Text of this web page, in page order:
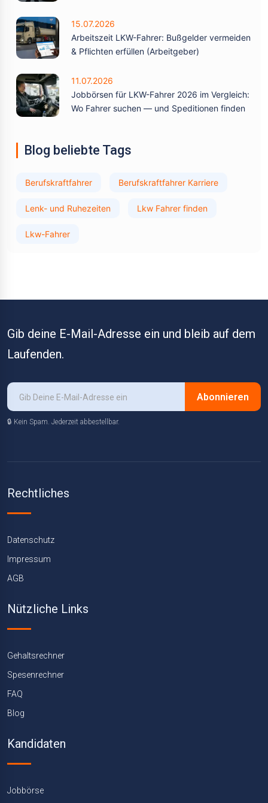
15.07.2026
Arbeitszeit LKW-Fahrer: Bußgelder vermeiden
& Pflichten erfüllen (Arbeitgeber)
11.07.2026
Jobbörsen für LKW-Fahrer 2026 im Vergleich:
Wo Fahrer suchen — und Speditionen finden
Blog beliebte Tags
Berufskraftfahrer Berufskraftfahrer Karriere
Lenk- und Ruhezeiten Lkw Fahrer finden
Lkw-Fahrer
Gib deine E-Mail-Adresse ein und bleib auf dem
Laufenden.
Abonnieren
🔒 Kein Spam. Jederzeit abbestellbar.
Rechtliches
Datenschutz
Impressum
AGB
Nützliche Links
Gehaltsrechner
Spesenrechner
FAQ
Blog
Kandidaten
Jobbörse